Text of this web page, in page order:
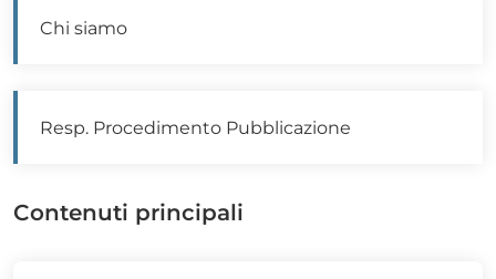
Chi siamo
Resp. Procedimento Pubblicazione
Contenuti principali